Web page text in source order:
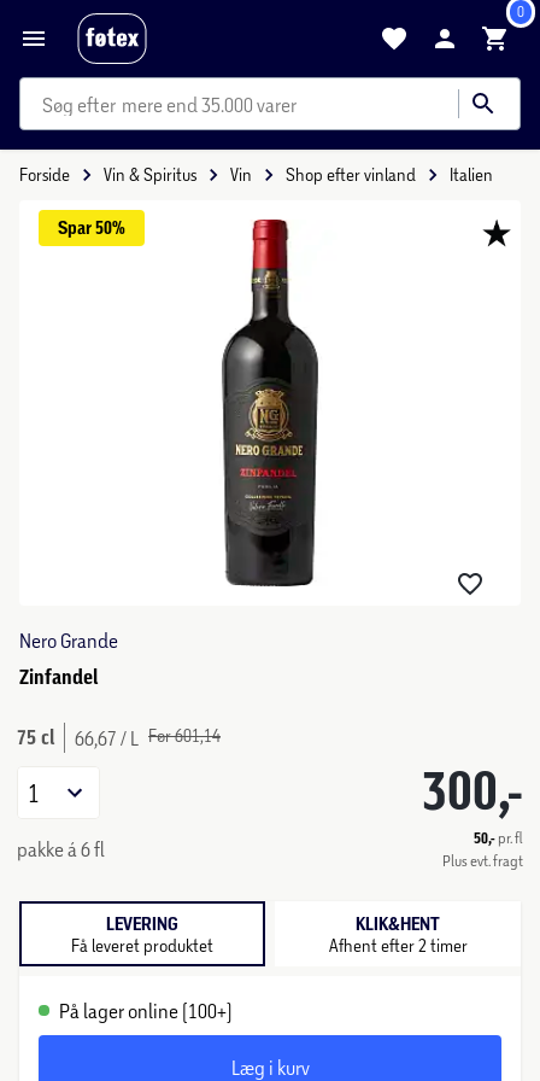
0
mere end 35.000 varer
Forside Vin & Spiritus Vin Shop efter vinland Italien
Spar 50%
Nero Grande
Zinfandel
75 cl 66,67 / L Før 601,14
300,-
50,- pr. fl
Plus evt. fragt
1
pakke á 6 fl
LEVERING
Få leveret produktet
KLIK&HENT
Afhent efter 2 timer
På lager online (100+)
Læg i kurv